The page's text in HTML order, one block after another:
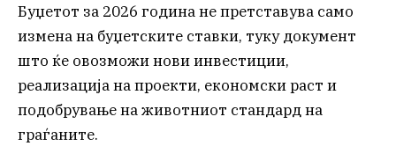
Буџетот за 2026 година не претставува само
измена на буџетските ставки, туку документ
што ќе овозможи нови инвестиции,
реализација на проекти, економски раст и
подобрување на животниот стандард на
граѓаните.